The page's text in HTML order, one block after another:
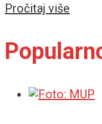
Pročitaj više